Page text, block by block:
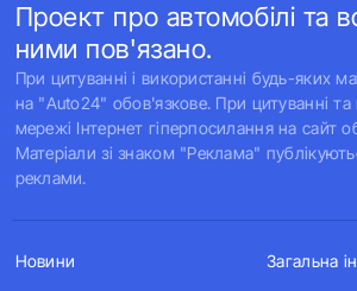
Проект про автомобілі та
ними пов'язано.
При цитуванні і використанні будь-яких
на "Auto24" обов'язкове. При цитуванні та
мережі Інтернет гіперпосилання на сайт
Матеріали зі знаком "Реклама"
реклами.
Новини Загальна